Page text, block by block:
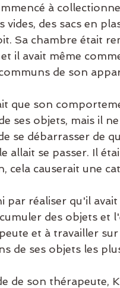
à
vides, des sacs en
Sa chambre était
il avait même
de son
que son
ses objets, mais il
se débarrasser de
allait se passer. Il
cela causerait une
par réaliser qu'il
des objets et
et à travailler
de ses objets les
de son thérapeute,